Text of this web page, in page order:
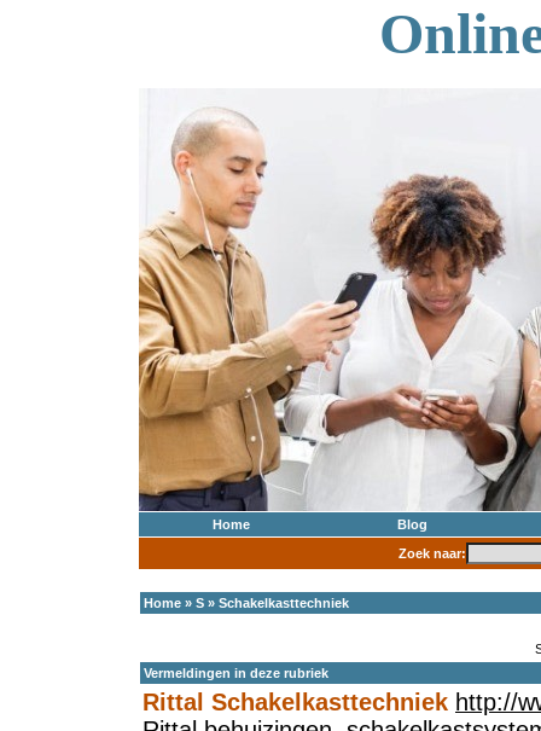
Home
Blog
Zoek naar:
Home » S » Schakelkasttechniek
Vermeldingen in deze rubriek
Rittal Schakelkasttechniek http://